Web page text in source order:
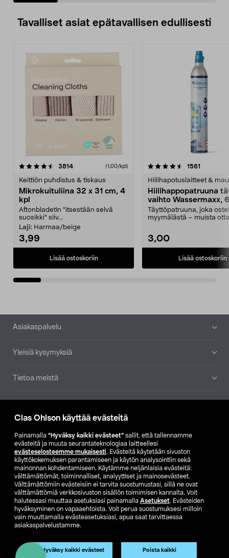
Clas Ohlson käyttää evästeitä
Painamalla ”Hyväksy kaikki evästeet” sallit, että tallennamme
evästeitä ja muuta seurantateknologiaa laitteellesi
evästeselosteemme mukaisesti. Evästeitä käytetään sivuston
käyttökokemuksen parantamiseen ja käytön analysointiin sekä
mainonnan kohdentamiseen. Käytämme neljänlaisia evästeitä:
välttämättömät, toiminnalliset, analyyttiset ja mainosevästeet.
Välttämättömiin evästeisiin ei tarvita suostumustasi, sillä ne ovat
välttämättömiä verkkosivuston sisällön toimimisen kannalta. Voit
halutessasi muuttaa asetuksiasi painamalla Asetukset. Evästeiden
hyväksyminen on vapaaehtoista. Voit perua suostumuksesi milloin
vain muuttamalla evästeasetuksiasi, apua saat tarvittaessa
asiakaspalvelustamme.
Hyväksy kaikki evästeet Poista kaikki
Tavalliset asiat epätavallisen edullisesti
3814arvostelut (1,00/kpl)
Keittiön puhdistus & tiskaus
Mikrokuituliina 32 x 31 cm, 4
kpl
Aftonbladetin "itsestään selvä
suosikki" siiv...
Laji: Harmaa/beige
3,99
Lisää ostoskoriin
4.5viidestä
1561
Hiilihapotuslaitteet &
Hiilihappopatruuna
vaihto Wassermaxx,
Täyttöpatruuna, joka
myymälästä – muista
3,00
Lisää ostoskoriin
4.5viidestä
Alatunniste
Asiakaspalvelu
Yleisiä kysymyksiä
Tietoa meistä
Etsi myymälä
SE NO FI
FI SV